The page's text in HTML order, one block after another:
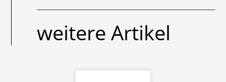
weitere Artikel